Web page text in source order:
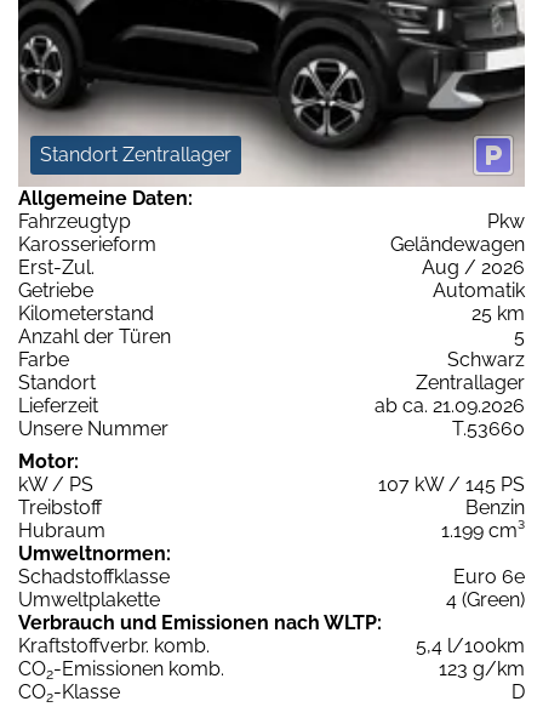
Standort Zentrallager
Allgemeine Daten:
Fahrzeugtyp
Pkw
Karosserieform
Geländewagen
Erst-Zul.
Aug / 2026
Getriebe
Automatik
Kilometerstand
25 km
Anzahl der Türen
5
Farbe
Schwarz
Standort
Zentrallager
Lieferzeit
ab ca. 21.09.2026
Unsere Nummer
T.53660
Motor:
kW / PS
107 kW / 145 PS
Treibstoff
Benzin
Hubraum
1.199 cm³
Umweltnormen:
Schadstoffklasse
Euro 6e
Umweltplakette
4 (Green)
Verbrauch und Emissionen nach WLTP:
Kraftstoffverbr. komb.
5,4 l/100km
CO2-Emissionen komb.
123 g/km
CO2-Klasse
D